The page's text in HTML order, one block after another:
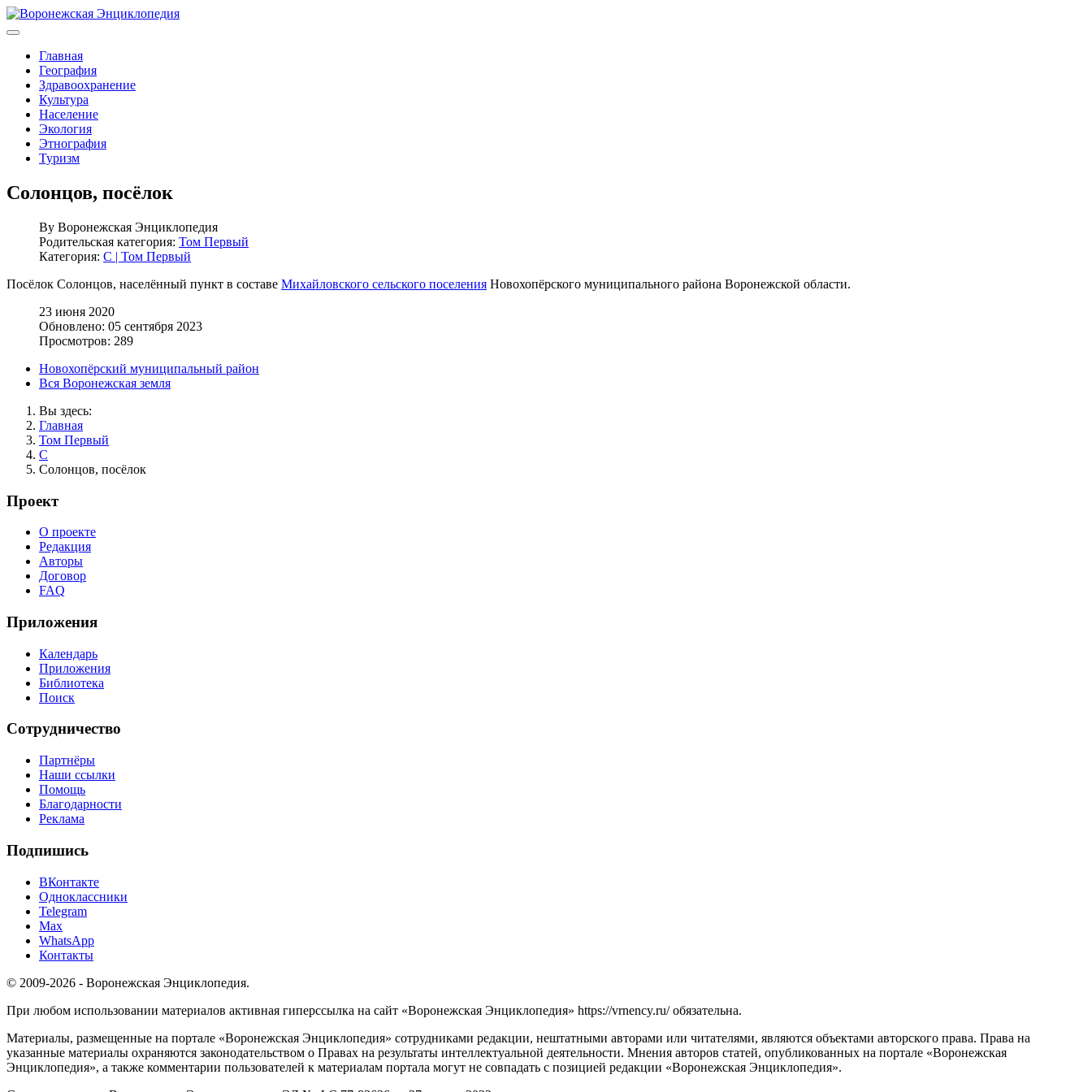
Главная
География
Здравоохранение
Культура
Население
Экология
Этнография
Туризм
Солонцов, посёлок
By Воронежская Энциклопедия
Родительская категория: Том Первый
Категория: С | Том Первый
Посёлок Солонцов, населённый пункт в составе Михайловского сельского поселения Новохопёрского муниципального района Воронежской области.
23 июня 2020
Обновлено: 05 сентября 2023
Просмотров: 289
Новохопёрский муниципальный район
Вся Воронежская земля
Вы здесь:
Главная
Том Первый
С
Солонцов, посёлок
Проект
О проекте
Редакция
Авторы
Договор
FAQ
Приложения
Календарь
Приложения
Библиотека
Поиск
Сотрудничество
Партнёры
Наши ссылки
Помощь
Благодарности
Реклама
Подпишись
ВКонтакте
Одноклассники
Telegram
Max
WhatsApp
Контакты
© 2009-2026 - Воронежская Энциклопедия.
При любом использовании материалов активная гиперссылка на сайт «Воронежская Энциклопедия» https://vrnency.ru/ обязательна.
Материалы, размещенные на портале «Воронежская Энциклопедия» сотрудниками редакции, нештатными авторами или читателями, являются объектами авторского права. Права на
указанные материалы охраняются законодательством о Правах на результаты интеллектуальной деятельности. Мнения авторов статей, опубликованных на портале «Воронежская
Энциклопедия», а также комментарии пользователей к материалам портала могут не совпадать с позицией редакции «Воронежская Энциклопедия».